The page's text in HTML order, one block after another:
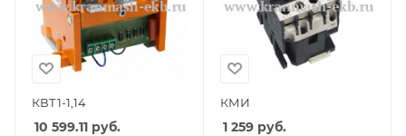
КВТ1-1,14
10 599.11 руб.
КМИ
1 259руб.